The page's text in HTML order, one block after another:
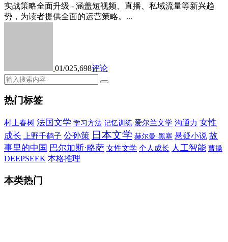
实战策略全面升级 - 涵盖短视频、直播、私域流量等新兴趋
势，为读者提供全面的运营策略。...
01/025,698评论
热门标签
村上春树 法国文学 学习方法 记忆训练 爱尔兰文学 沟通力 女性
成长
上野千鹤子 公孙策 日本文学 赫尔曼·黑塞 悬疑小说 故
事里的中国 巴尔加斯·略萨 女性文学 个人成长 人工智能 曹操
DEEPSEEK 本格推理
本类热门